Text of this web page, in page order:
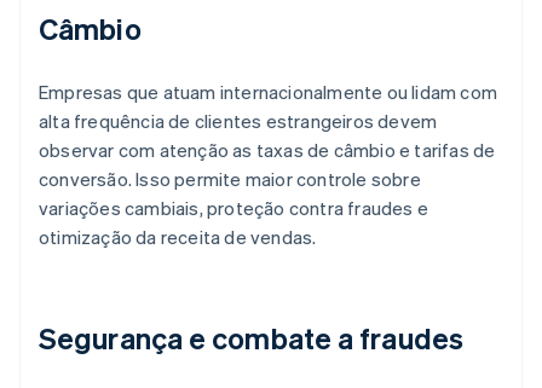
Câmbio
Empresas que atuam internacionalmente ou lidam com
alta frequência de clientes estrangeiros devem
observar com atenção as taxas de câmbio e tarifas de
conversão. Isso permite maior controle sobre
variações cambiais, proteção contra fraudes e
otimização da receita de vendas.
Segurança e combate a fraudes